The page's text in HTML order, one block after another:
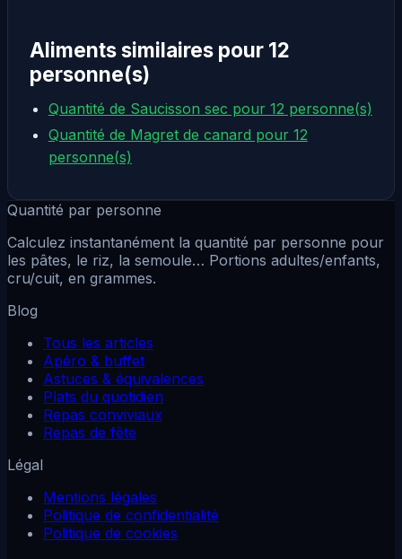
Aliments similaires pour 12
personne(s)
Quantité de Saucisson sec pour 12 personne(s)
Quantité de Magret de canard pour 12
personne(s)
Quantité par personne
Calculez instantanément la quantité par personne pour
les pâtes, le riz, la semoule… Portions adultes/enfants,
cru/cuit, en grammes.
Blog
Tous les articles
Apéro & buffet
Astuces & équivalences
Plats du quotidien
Repas conviviaux
Repas de fête
Légal
Mentions légales
Politique de confidentialité
Politique de cookies